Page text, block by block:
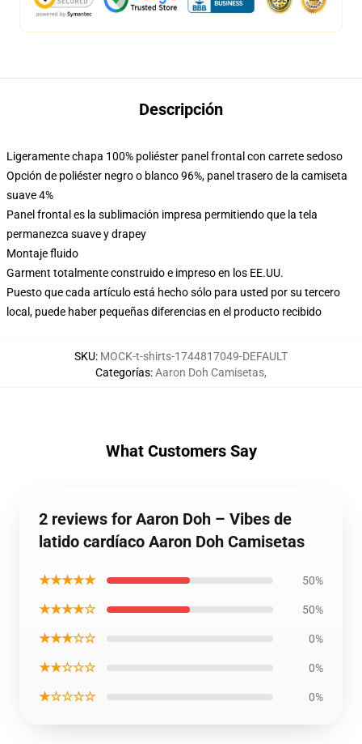
Descripción
Ligeramente chapa 100% poliéster panel frontal con carrete sedoso
Opción de poliéster negro o blanco 96%, panel trasero de la camiseta
suave 4%
Panel frontal es la sublimación impresa permitiendo que la tela
permanezca suave y drapey
Montaje fluido
Garment totalmente construido e impreso en los EE.UU.
Puesto que cada artículo está hecho sólo para usted por su tercero
local, puede haber pequeñas diferencias en el producto recibido
SKU: MOCK-t-shirts-1744817049-DEFAULT
Categorías:Aaron Doh Camisetas,
What Customers Say
2 reviews for Aaron Doh – Vibes de
latido cardíaco Aaron Doh Camisetas
★★★★★ 50%
★★★★☆ 50%
★★★☆☆ 0%
★★☆☆☆ 0%
★☆☆☆☆ 0%